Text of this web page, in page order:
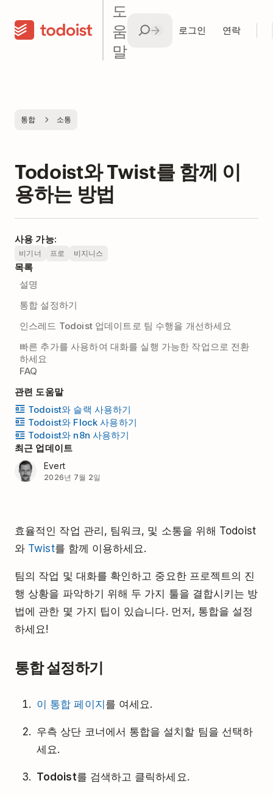
도
움
말
로그인 연락
통합 소통
Todoist와 Twist를 함께 이
용하는 방법
사용 가능:
비기너 프로 비지니스
목록
설명
통합 설정하기
인스레드 Todoist 업데이트로 팀 수행을 개선하세요
빠른 추가를 사용하여 대화를 실행 가능한 작업으로 전환
하세요
FAQ
관련 도움말
Todoist와 슬랙 사용하기
Todoist와 Flock 사용하기
Todoist와 n8n 사용하기
최근 업데이트
Evert
2026년 7월 2일
효율적인 작업 관리, 팀워크, 및 소통을 위해 Todoist
와 Twist를 함께 이용하세요.
팀의 작업 및 대화를 확인하고 중요한 프로젝트의 진
행 상황을 파악하기 위해 두 가지 툴을 결합시키는 방
법에 관한 몇 가지 팁이 있습니다. 먼저, 통합을 설정
하세요!
통합 설정하기
이 통합 페이지를 여세요.
우측 상단 코너에서 통합을 설치할 팀을 선택하
세요.
Todoist를 검색하고 클릭하세요.